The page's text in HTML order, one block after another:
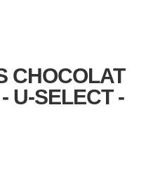
CHOCOLAT
U-SELECT -